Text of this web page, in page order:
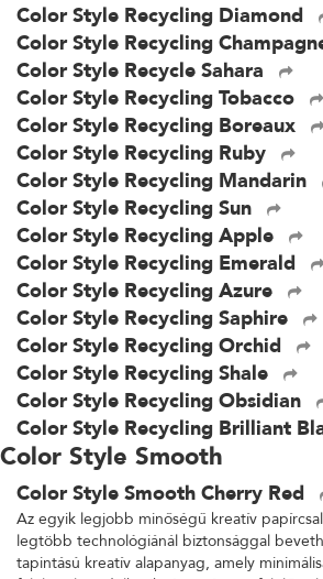
Color Style Recycling Diamond
Color Style Recycling
Color Style Recycle Sahara
Color Style Recycling Tobacco
Color Style Recycling Boreaux
Color Style Recycling Ruby
Color Style Recycling Mandarin
Color Style Recycling Sun
Color Style Recycling Apple
Color Style Recycling Emerald
Color Style Recycling Azure
Color Style Recycling Saphire
Color Style Recycling Orchid
Color Style Recycling Shale
Color Style Recycling Obsidian
Color Style Recycling Brilliant
Color Style Smooth
Color Style Smooth Cherry Red
Az egyik legjobb minőségű kreatív
legtöbb technológiánál biztonsággal
tapintású kreatív alapanyag, amely